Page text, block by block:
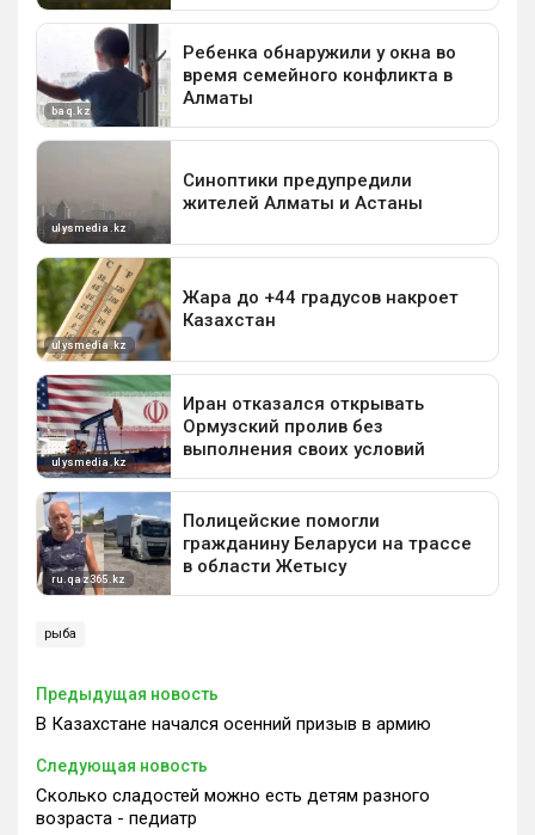
рыба
Предыдущая новость
В Казахстане начался осенний призыв в армию
Следующая новость
Сколько сладостей можно есть детям разного
возраста - педиатр